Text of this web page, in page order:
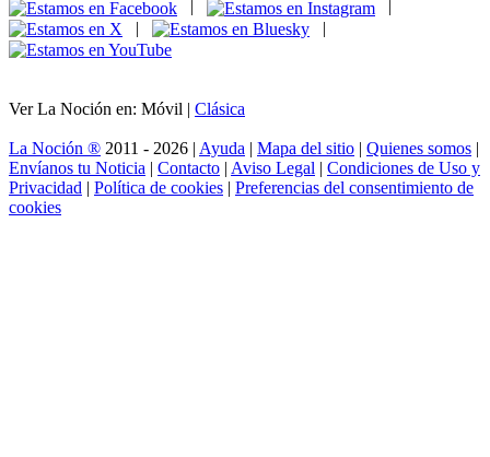
|
|
|
|
Ver La Noción en: Móvil | Clásica
La Noción ® 2011 - 2026 | Ayuda | Mapa del sitio | Quienes somos |
Envíanos tu Noticia | Contacto | Aviso Legal | Condiciones de Uso y
Privacidad | Política de cookies | Preferencias del consentimiento de
cookies